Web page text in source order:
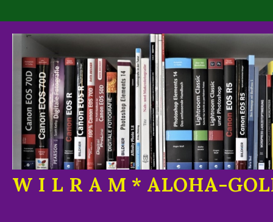
W I L R A M * ALOHA-